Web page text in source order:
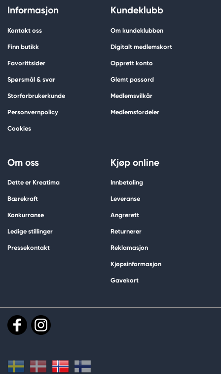
Informasjon
Kontakt oss
Finn butikk
Favorittsider
Spørsmål & svar
Storforbrukerkunde
Personvernpolicy
Cookies
Kundeklubb
Om kundeklubben
Digitalt medlemskort
Opprett konto
Glemt passord
Medlemsvilkår
Medlemsfordeler
Om oss
Dette er Kreatima
Bærekraft
Konkurranse
Ledige stillinger
Pressekontakt
Kjøp online
Innbetaling
Leveranse
Angrerett
Returnerer
Reklamasjon
Kjøpsinformasjon
Gavekort